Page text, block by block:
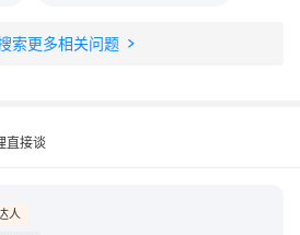
口 输入姓名查询保单
索更多相关问题
直接谈
人